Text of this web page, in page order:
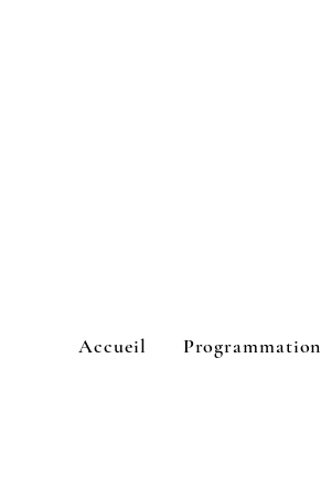
Accueil Programmation